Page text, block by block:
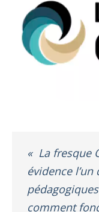
« La fresque
évidence
comment